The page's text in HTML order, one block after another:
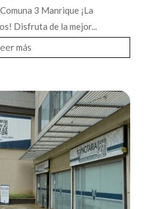
3 Manrique ¡La
Disfruta de la mejor...
más